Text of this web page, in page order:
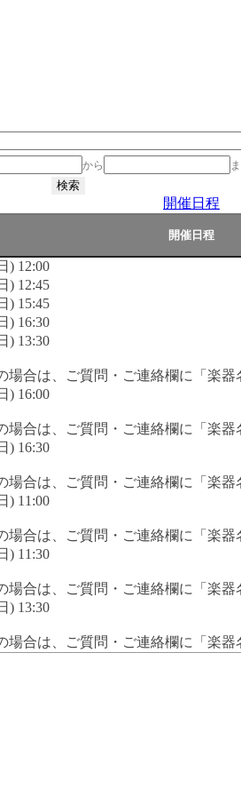
から
開催日程
) 12:00
) 12:45
) 15:45
) 16:30
) 13:30
合は、ご質問・ご連絡欄に「楽器
) 16:00
合は、ご質問・ご連絡欄に「楽器
) 16:30
合は、ご質問・ご連絡欄に「楽器
) 11:00
合は、ご質問・ご連絡欄に「楽器
) 11:30
合は、ご質問・ご連絡欄に「楽器
) 13:30
合は、ご質問・ご連絡欄に「楽器